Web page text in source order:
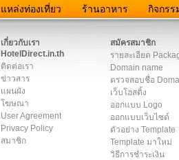
แหล่งท่องเที่ยว ร้านอาหาร กิจกรร
เกี่ยวกับเรา
HotelDirect.in.th
ติดต่อเรา
ข่าวสาร
แผนผัง
โฆษณา
User Agreement
Privacy Policy
สมาชิก
สมัครสมาชิก
รายละเอียด
Domain name
ตรวจสอบชื่อ
เว็บโฮสติ้ง
ออกแบบ Logo
ออกแบบเว็บไซต์
ตัวอย่าง Template
Template มาใหม่
วิธีการชำระเงิน